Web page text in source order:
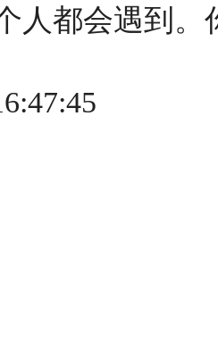
人都会遇到